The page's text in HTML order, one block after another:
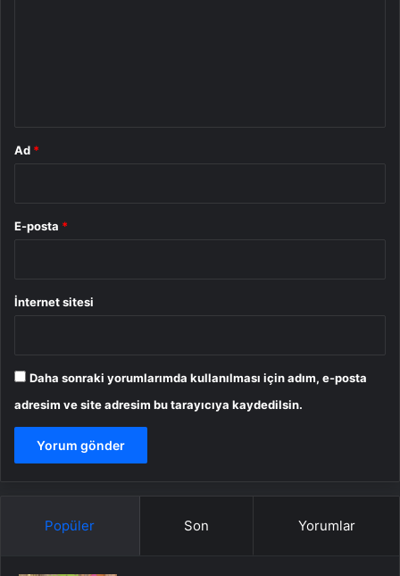
Ad *
E-posta *
İnternet sitesi
Daha sonraki yorumlarımda kullanılması için adım, e-posta
adresim ve site adresim bu tarayıcıya kaydedilsin.
Popüler Son Yorumlar